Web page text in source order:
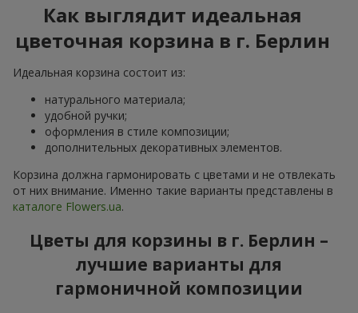
Как выглядит идеальная
цветочная корзина в г. Берлин
Идеальная корзина состоит из:
натурального материала;
удобной ручки;
оформления в стиле композиции;
дополнительных декоративных элементов.
Корзина должна гармонировать с цветами и не отвлекать
от них внимание. Именно такие варианты представлены в
каталоге Flowers.ua.
Цветы для корзины в г. Берлин –
лучшие варианты для
гармоничной композиции